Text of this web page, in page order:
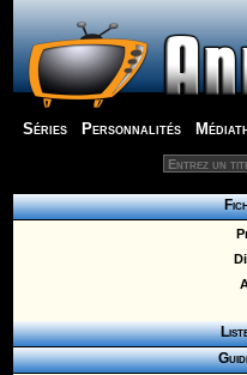
Séries Personnalités
Liste